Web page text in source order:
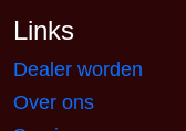
Links
Dealer worden
Over ons